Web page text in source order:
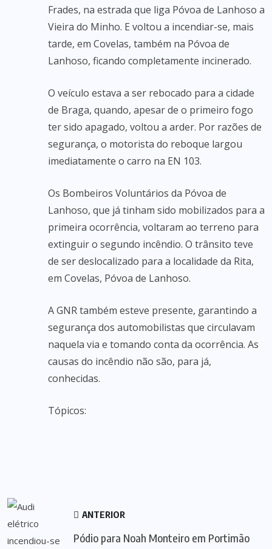
Frades, na estrada que liga Póvoa de Lanhoso a
Vieira do Minho. E voltou a incendiar-se, mais
tarde, em Covelas, também na Póvoa de
Lanhoso, ficando completamente incinerado.
O veículo estava a ser rebocado para a cidade
de Braga, quando, apesar de o primeiro fogo
ter sido apagado, voltou a arder. Por razões de
segurança, o motorista do reboque largou
imediatamente o carro na EN 103.
Os Bombeiros Voluntários da Póvoa de
Lanhoso, que já tinham sido mobilizados para a
primeira ocorrência, voltaram ao terreno para
extinguir o segundo incêndio. O trânsito teve
de ser deslocalizado para a localidade da Rita,
em Covelas, Póvoa de Lanhoso.
A GNR também esteve presente, garantindo a
segurança dos automobilistas que circulavam
naquela via e tomando conta da ocorrência. As
causas do incêndio não são, para já,
conhecidas.
Tópicos:
ANTERIOR
Pódio para Noah Monteiro em Portimão